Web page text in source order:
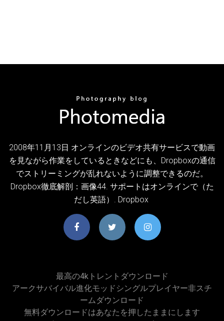
2008年11月13日 オンラインのビデオ共有サービスで動画
を見ながら作業をしているときなどにも、Dropboxの通信
でストリーミングが乱れないように調整できるのだ。
Dropbox徹底解剖：画像44. サポートはオンラインで（た
だし英語）. Dropbox
最高の4kトレントダウンロード
アークサバイバル進化モッドシングルプレイヤー非スチ
ームダウンロード
無料ダウンロードはあなたを押したままにします